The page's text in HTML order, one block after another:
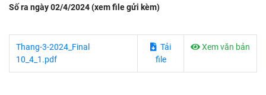
Số ra ngày 02/4/2024 (xem file gửi kèm)
Thang-3-2024_Final
10_4_1.pdf
Tải
file
Xem văn bản